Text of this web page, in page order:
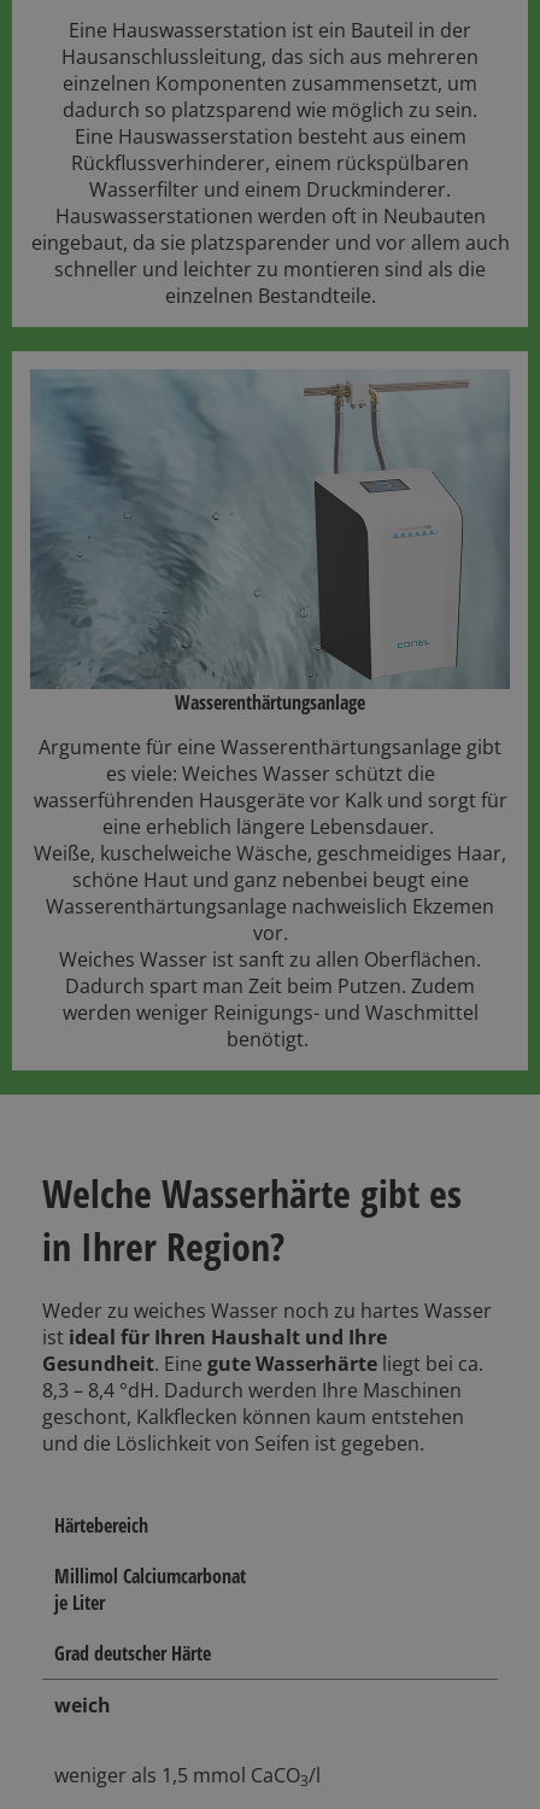
Eine Hauswasserstation ist ein Bauteil in der
Hausanschlussleitung, das sich aus mehreren
einzelnen Komponenten zusammensetzt, um
dadurch so platzsparend wie möglich zu sein.
Eine Hauswasserstation besteht aus einem
Rückflussverhinderer, einem rückspülbaren
Wasserfilter und einem Druckminderer.
Hauswasserstationen werden oft in Neubauten
eingebaut, da sie platzsparender und vor allem auch
schneller und leichter zu montieren sind als die
einzelnen Bestandteile.
Wasserenthärtungsanlage
Argumente für eine Wasserenthärtungsanlage gibt
es viele: Weiches Wasser schützt die
wasserführenden Hausgeräte vor Kalk und sorgt für
eine erheblich längere Lebensdauer.
Weiße, kuschelweiche Wäsche, geschmeidiges Haar,
schöne Haut und ganz nebenbei beugt eine
Wasserenthärtungsanlage nachweislich Ekzemen
vor.
Weiches Wasser ist sanft zu allen Oberflächen.
Dadurch spart man Zeit beim Putzen. Zudem
werden weniger Reinigungs- und Waschmittel
benötigt.
Welche Wasserhärte gibt es
in Ihrer Region?
Weder zu weiches Wasser noch zu hartes Wasser
ist ideal für Ihren Haushalt und Ihre
Gesundheit. Eine gute Wasserhärte liegt bei ca.
8,3 – 8,4 °dH. Dadurch werden Ihre Maschinen
geschont, Kalkflecken können kaum entstehen
und die Löslichkeit von Seifen ist gegeben.
Härtebereich
Millimol Calciumcarbonat
je Liter
Grad deutscher Härte
weich
weniger als 1,5 mmol CaCO3/l